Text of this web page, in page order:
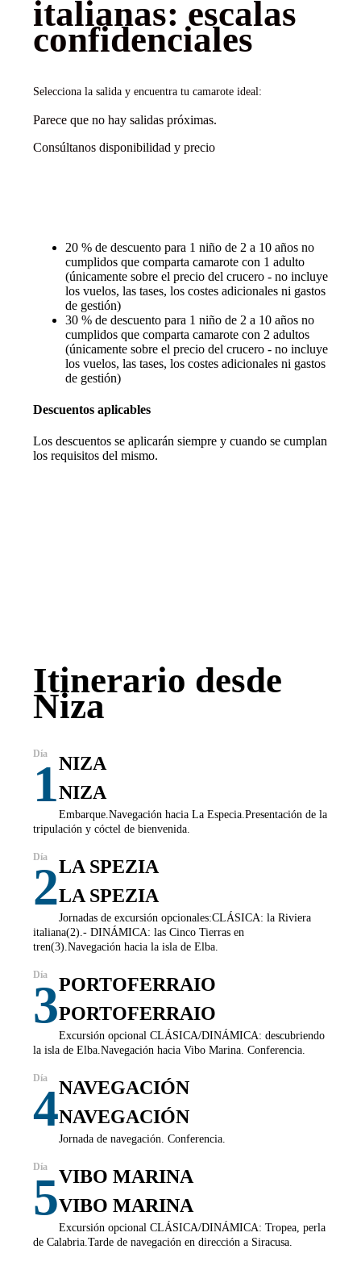
italianas: escalas
confidenciales
Selecciona la salida y encuentra tu camarote ideal:
Parece que no hay salidas próximas.
Consúltanos disponibilidad y precio
20 % de descuento para 1 niño de 2 a 10 años no
cumplidos que comparta camarote con 1 adulto
(únicamente sobre el precio del crucero - no incluye
los vuelos, las tases, los costes adicionales ni gastos
de gestión)
30 % de descuento para 1 niño de 2 a 10 años no
cumplidos que comparta camarote con 2 adultos
(únicamente sobre el precio del crucero - no incluye
los vuelos, las tases, los costes adicionales ni gastos
de gestión)
Descuentos aplicables
Los descuentos se aplicarán siempre y cuando se cumplan
los requisitos del mismo.
Itinerario desde
Niza
1NIZA
NIZA
Embarque.Navegación hacia La Especia.Presentación de la
tripulación y cóctel de bienvenida.
2LA SPEZIA
LA SPEZIA
Jornadas de excursión opcionales:CLÁSICA: la Riviera
italiana(2).- DINÁMICA: las Cinco Tierras en
tren(3).Navegación hacia la isla de Elba.
3PORTOFERRAIO
PORTOFERRAIO
Excursión opcional CLÁSICA/DINÁMICA: descubriendo
la isla de Elba.Navegación hacia Vibo Marina. Conferencia.
4NAVEGACIÓN
NAVEGACIÓN
Jornada de navegación. Conferencia.
5VIBO MARINA
VIBO MARINA
Excursión opcional CLÁSICA/DINÁMICA: Tropea, perla
de Calabria.Tarde de navegación en dirección a Siracusa.